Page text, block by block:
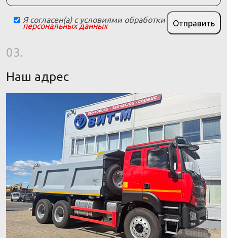
Я согласен(а) с условиями обработки
персональных данных Отправить
03.
Наш адрес